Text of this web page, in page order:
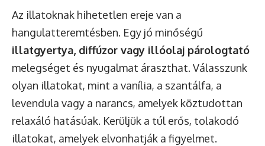
Az illatoknak hihetetlen ereje van a
hangulatteremtésben. Egy jó minőségű
illatgyertya, diffúzor vagy illóolaj párologtató
melegséget és nyugalmat áraszthat. Válasszunk
olyan illatokat, mint a vanília, a szantálfa, a
levendula vagy a narancs, amelyek köztudottan
relaxáló hatásúak. Kerüljük a túl erős, tolakodó
illatokat, amelyek elvonhatják a figyelmet.